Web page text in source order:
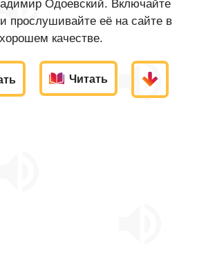
Одоевский. Включайте
и прослушивайте её на сайте в
хорошем качестве.
Читать